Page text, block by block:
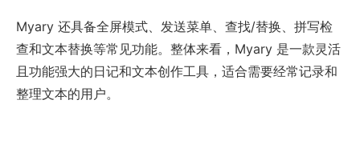
Myary 还具备全屏模式、发送菜单、查找/替换、拼写检
查和文本替换等常见功能。整体来看，Myary 是一款灵活
且功能强大的日记和文本创作工具，适合需要经常记录和
整理文本的用户。